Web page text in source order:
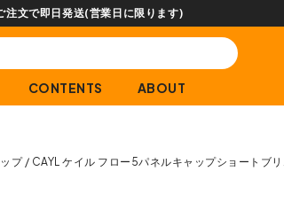
【会員限定】交換送料片道無料サービス
CONTENTS ABOUT
プ CAYL ケイル フロー5パネルキャップショートブリ